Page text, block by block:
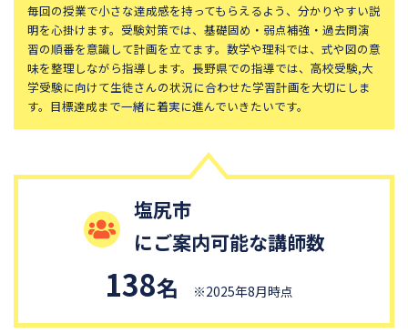
頌栄女子学院中学校
田園調布学園中等部
江戸川学園取手中学校
山脇学園中学校
恵泉女学園中学校
千代田区立九段中等教育学校
大妻中学校
滝中学校
東京都市大学等々力中学校
獨協中学校
成城中学校
昭和女子大学附属昭和中学校
毎回の授業で小さな達成感を持ってもらえるよう、分かりやすい説
明を心掛けます。受験対策では、基礎固め・弱点補強・過去問演
習の順番を意識して計画を立てます。数学や理科では、式や図の意
味を整理しながら指導します。長野県での指導では、高校受験,大
学受験に向けて生徒さんの状況に合わせた学習計画を大切にしま
す。目標達成まで一緒に着実に進んでいきたいです。
塩尻市
にご案内可能な講師数
138名 ※2025年8月時点